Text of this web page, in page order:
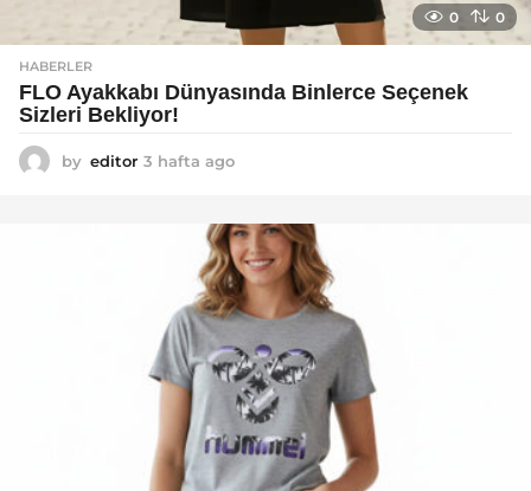
0 0
HABERLER
FLO Ayakkabı Dünyasında Binlerce Seçenek
Sizleri Bekliyor!
by editor 3 hafta ago
a
g
o